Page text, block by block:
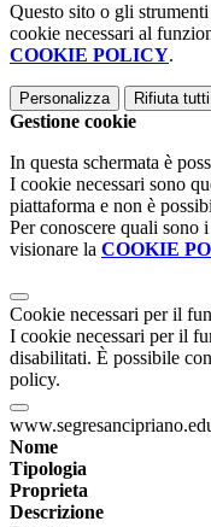
Questo sito o gli
cookie necessari al
COOKIE POLICY.
Personalizza Rifiuta tutti
Gestione cookie
In questa schermata è
I cookie necessari sono
piattaforma e non è
Per conoscere quali sono
visionare la COOKIE
Cookie necessari per il
I cookie necessari per il
disabilitati. È possibile
policy.
Nome
Tipologia
Proprieta
Descrizione